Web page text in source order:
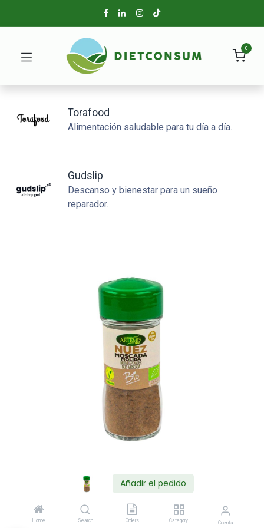
Añadir el pedido
Home Search Orders Category Cuenta
0
Torafood
Alimentación saludable para tu día a día.
Gudslip
Descanso y bienestar para un sueño
reparador.
Shop